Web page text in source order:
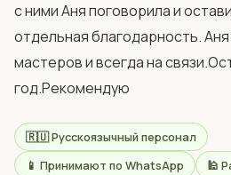
с ними Аня поговорила и
отдельная благодарность.
мастеров и всегда на
год.Рекомендую
🇷🇺 Русскоязычный персонал
📱 Принимают по WhatsApp
🕌